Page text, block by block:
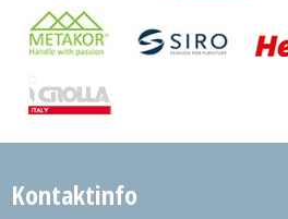
Kontaktinfo